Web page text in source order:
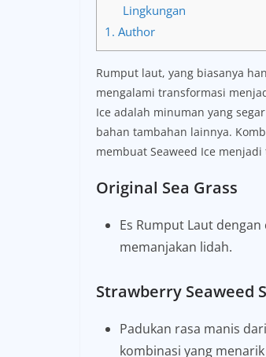
Lingkungan
1. Author
Rumput laut, yang biasanya
mengalami transformasi
Ice adalah minuman yang
bahan tambahan lainnya.
membuat Seaweed Ice
Original Sea Grass
Es Rumput Laut
memanjakan lidah.
Strawberry Seaweed
Padukan rasa manis
kombinasi yang